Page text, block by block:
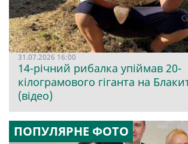
31.07.2026 16:00
14-річний рибалка упіймав 20-
кілограмового гіганта на
(відео)
ПОПУЛЯРНЕ ФОТО